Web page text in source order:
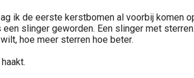
ik de eerste kerstbomen al voorbij komen
slinger geworden. Een slinger met sterren.
hoe meer sterren hoe beter.